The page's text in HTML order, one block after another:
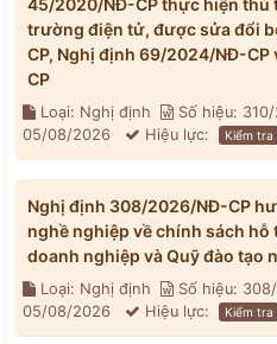
45/2020/NĐ-CP thực hiện thủ
trường điện tử, được sửa đổi
CP, Nghị định 69/2024/NĐ-
CP
Loại: Nghị định Số hiệu:
05/08/2026
Hiệu lực: Kiểm tra
Nghị định 308/2026/NĐ-CP
nghề nghiệp về chính sách
doanh nghiệp và Quỹ đào tạo
Loại: Nghị định Số hiệu:
05/08/2026
Hiệu lực: Kiểm tra